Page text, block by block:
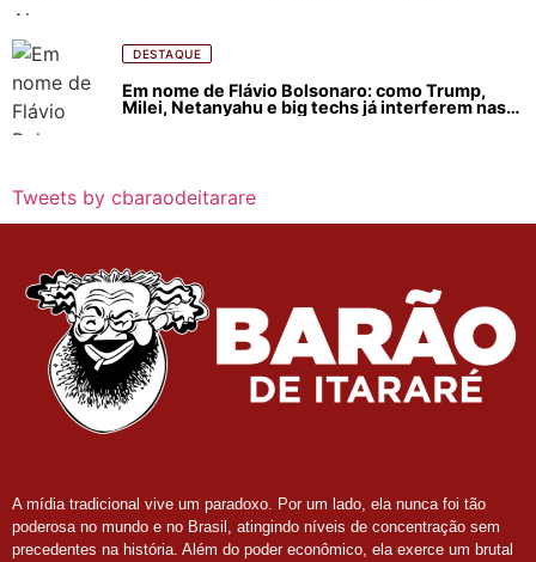
DESTAQUE
Em nome de Flávio Bolsonaro: como Trump,
Milei, Netanyahu e big techs já interferem nas
Tweets by cbaraodeitarare
A mídia tradicional vive um paradoxo. Por um lado, ela nunca foi tão
poderosa no mundo e no Brasil, atingindo níveis de concentração sem
precedentes na história. Além do poder econômico, ela exerce um brutal